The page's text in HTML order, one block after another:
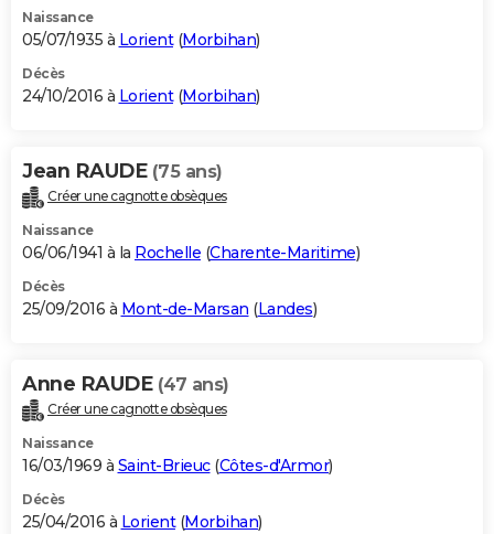
Naissance
05/07/1935 à Lorient(Morbihan)
Décès
24/10/2016 à Lorient(Morbihan)
Jean RAUDE (75 ans)
Créer une cagnotte obsèques
Naissance
06/06/1941 à la Rochelle (Charente-Maritime)
Décès
25/09/2016 à Mont-de-Marsan (Landes)
Anne RAUDE (47 ans)
Créer une cagnotte obsèques
Naissance
16/03/1969 à Saint-Brieuc(Côtes-d'Armor)
Décès
25/04/2016 à Lorient(Morbihan)